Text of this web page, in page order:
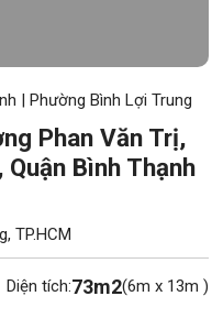
|Phường Bình Lợi Trung
Phan Văn Trị,
Bình Thạnh
TP.HCM
Diện tích:73m2(6m x 13m )